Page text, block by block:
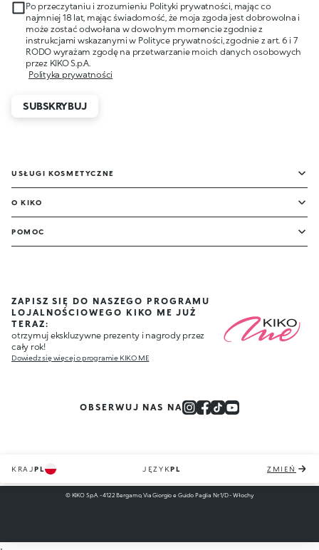
Po przeczytaniu i zrozumieniu Polityki prywatności, mając co
najmniej 18 lat, mając świadomość, że moja zgoda jest dobrowolna i
może zostać odwołana w dowolnym momencie zgodnie z
instrukcjami wskazanymi w Polityce prywatności, zgodnie z art. 6 i 7
RODO wyrażam zgodę na przetwarzanie moich danych osobowych
przez KIKO S.p.A.
Polityka prywatności
SUBSKRYBUJ
USŁUGI KOSMETYCZNE
O KIKO
POMOC
ZAPISZ SIĘ DO NASZEGO PROGRAMU
LOJALNOŚCIOWEGO KIKO ME JUŻ
TERAZ:
otrzymuj ekskluzywne prezenty i nagrody przez
cały rok!
Dowiedz się więcej o programie KIKO ME
OBSERWUJ NAS NA
KRAJPL JĘZYKPL ZMIEŃ
© KIKO S.p.A. - 4122 Bergamo, Via Giorgio e Guido Paglia Nr. 1/D - Włochy